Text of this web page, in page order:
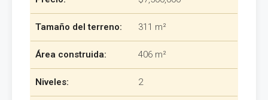
Tamaño del terreno: 311 m²
Área construida: 406 m²
Niveles: 2